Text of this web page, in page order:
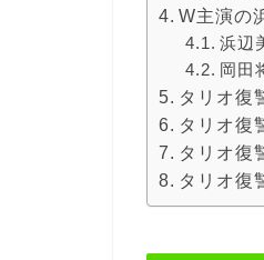
W主演の
浜辺
岡田
タリオ復
タリオ復
タリオ復
タリオ復